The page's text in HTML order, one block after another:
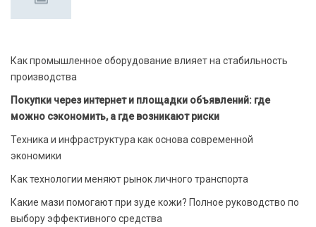
Как промышленное оборудование влияет на стабильность
производства
Покупки через интернет и площадки объявлений: где
можно сэкономить, а где возникают риски
Техника и инфраструктура как основа современной
экономики
Как технологии меняют рынок личного транспорта
Какие мази помогают при зуде кожи? Полное руководство по
выбору эффективного средства